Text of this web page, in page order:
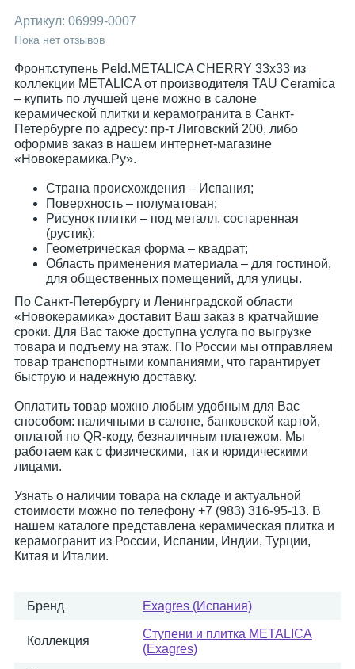
Артикул: 06999-0007
Пока нет отзывов
Фронт.ступень Peld.METALICA CHERRY 33x33 из
коллекции METALICA от производителя TAU Ceramica
– купить по лучшей цене можно в салоне
керамической плитки и керамогранита в Санкт-
Петербурге по адресу: пр-т Лиговский 200, либо
оформив заказ в нашем интернет-магазине
«Новокерамика.Ру».
Страна происхождения – Испания;
Поверхность – полуматовая;
Рисунок плитки – под металл, состаренная
(рустик);
Геометрическая форма – квадрат;
Область применения материала – для гостиной,
для общественных помещений, для улицы.
По Санкт-Петербургу и Ленинградской области
«Новокерамика» доставит Ваш заказ в кратчайшие
сроки. Для Вас также доступна услуга по выгрузке
товара и подъему на этаж. По России мы отправляем
товар транспортными компаниями, что гарантирует
быструю и надежную доставку.
Оплатить товар можно любым удобным для Вас
способом: наличными в салоне, банковской картой,
оплатой по QR-коду, безналичным платежом. Мы
работаем как с физическими, так и юридическими
лицами.
Узнать о наличии товара на складе и актуальной
стоимости можно по телефону +7 (983) 316-95-13. В
нашем каталоге представлена керамическая плитка и
керамогранит из России, Испании, Индии, Турции,
Китая и Италии.
Бренд Exagres (Испания)
Коллекция
Ступени и плитка METALICA
(Exagres)